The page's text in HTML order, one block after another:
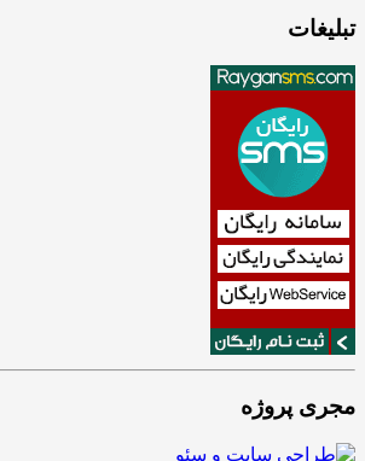
تبلیغات
مجری پروژه